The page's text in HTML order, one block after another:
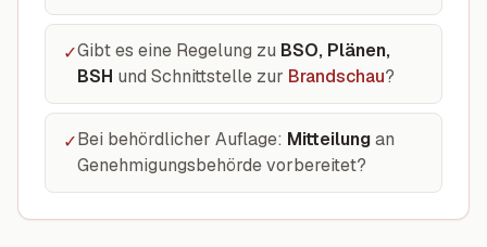
✓Gibt es eine Regelung zu BSO, Plänen,
BSH und Schnittstelle zur Brandschau?
✓Bei behördlicher Auflage: Mitteilungan
Genehmigungsbehörde vorbereitet?